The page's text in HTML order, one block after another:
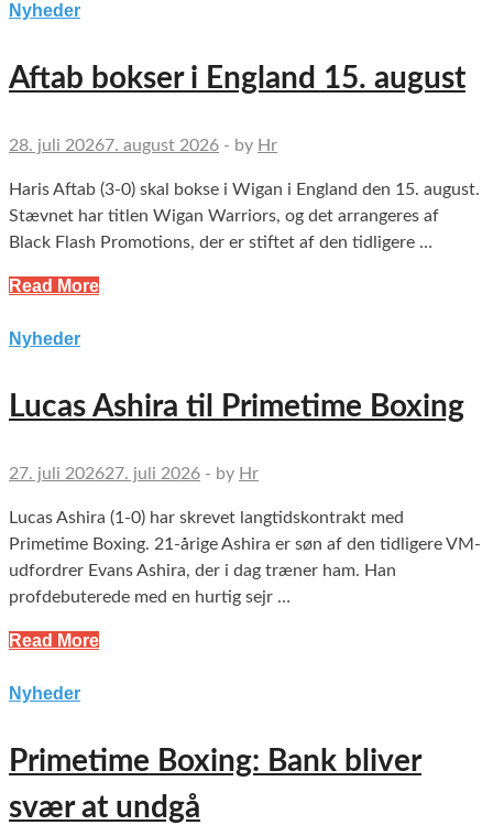
Nyheder
Aftab bokser i England 15. august
28. juli 20267. august 2026 - by Hr
Haris Aftab (3-0) skal bokse i Wigan i England den 15. august.
Stævnet har titlen Wigan Warriors, og det arrangeres af
Black Flash Promotions, der er stiftet af den tidligere …
Read More
Nyheder
Lucas Ashira til Primetime Boxing
27. juli 202627. juli 2026 - by Hr
Lucas Ashira (1-0) har skrevet langtidskontrakt med
Primetime Boxing. 21-årige Ashira er søn af den tidligere VM-
udfordrer Evans Ashira, der i dag træner ham. Han
profdebuterede med en hurtig sejr …
Read More
Nyheder
Primetime Boxing: Bank bliver
svær at undgå